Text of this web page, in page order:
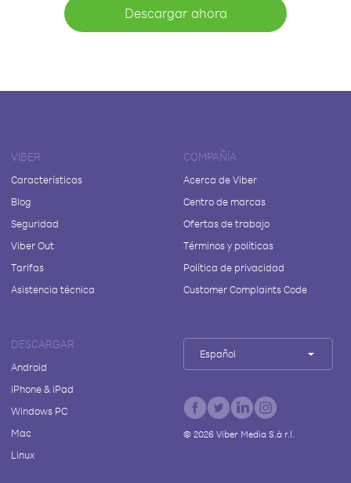
Descargar ahora
VIBER
Características
Blog
Seguridad
Viber Out
Tarifas
Asistencia técnica
COMPAÑÍA
Acerca de Viber
Centro de marcas
Ofertas de trabajo
Términos y políticas
Política de privacidad
Customer Complaints Code
DESCARGAR
Android
iPhone & iPad
Windows PC
Mac
Linux
Español
© 2026Viber Media S.à r.l.